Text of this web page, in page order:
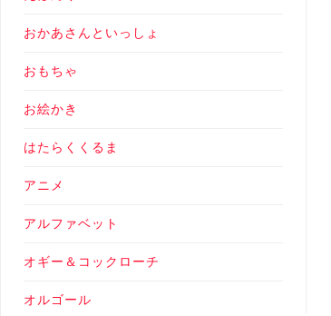
おかあさんといっしょ
おもちゃ
お絵かき
はたらくくるま
アニメ
アルファベット
オギー＆コックローチ
オルゴール